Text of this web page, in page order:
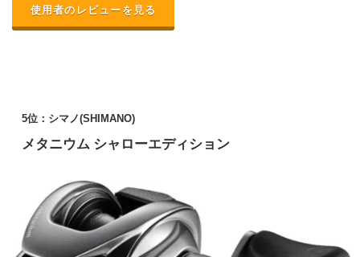
使用者のレビューを見る
5位：シマノ(SHIMANO)
メタニウム シャローエディション